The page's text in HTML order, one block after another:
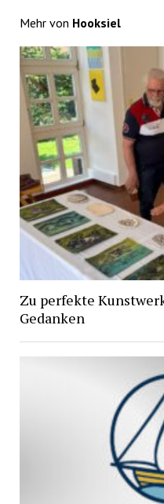
Mehr von Hooksiel
Zu perfekte
Gedanken